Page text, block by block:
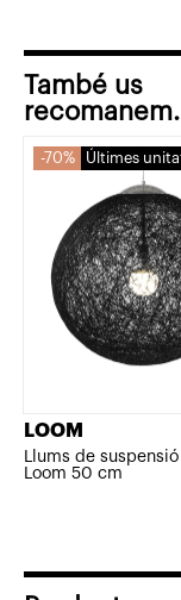
També us
70% Últimes
LOOM
Llums de suspensió
Loom 50 cm